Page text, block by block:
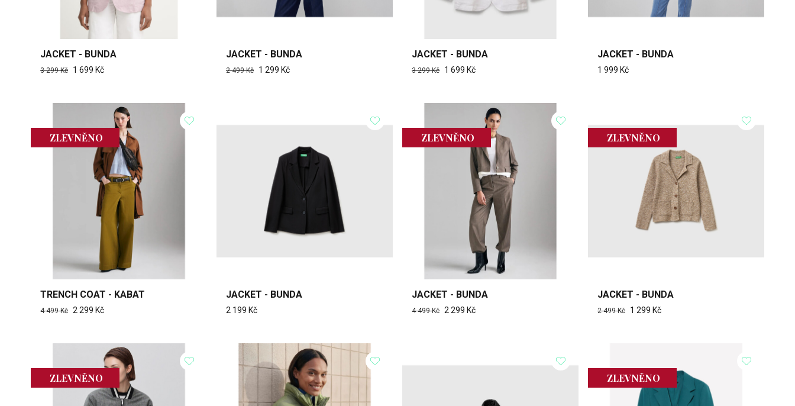
JACKET - BUNDA
3 299 Kč 1 699 Kč
JACKET - BUNDA
2 499 Kč 1 299 Kč
JACKET - BUNDA
3 299 Kč 1 699 Kč
JACKET - BUNDA
1 999 Kč
ZLEVNĚNO
TRENCH COAT - KABAT
4 499 Kč 2 299 Kč
JACKET - BUNDA
2 199 Kč
ZLEVNĚNO
JACKET - BUNDA
4 499 Kč 2 299 Kč
ZLEVNĚNO
JACKET - BUNDA
2 499 Kč 1 299 Kč
ZLEVNĚNO ZLEVNĚNO